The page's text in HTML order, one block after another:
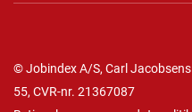
© Jobindex A/S, Carl
55, CVR-nr. 21367087